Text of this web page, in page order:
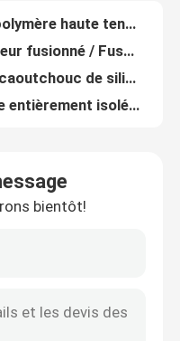
Vêtements à haute résistance au feu à l'époxy Rod Isolation à la fibre de verre époxy Durable
Rameau à haute flexibilité en fibre de verre époxy Rameau isolant à haute isolation en verre époxy
Résistance aux UV élevée à la fibre de verre époxy pour les isolants industriels composites
Échafaudage à haute sécurité / Plateforme isolée résistante aux UV pour le travail en ligne directe
bientôt!